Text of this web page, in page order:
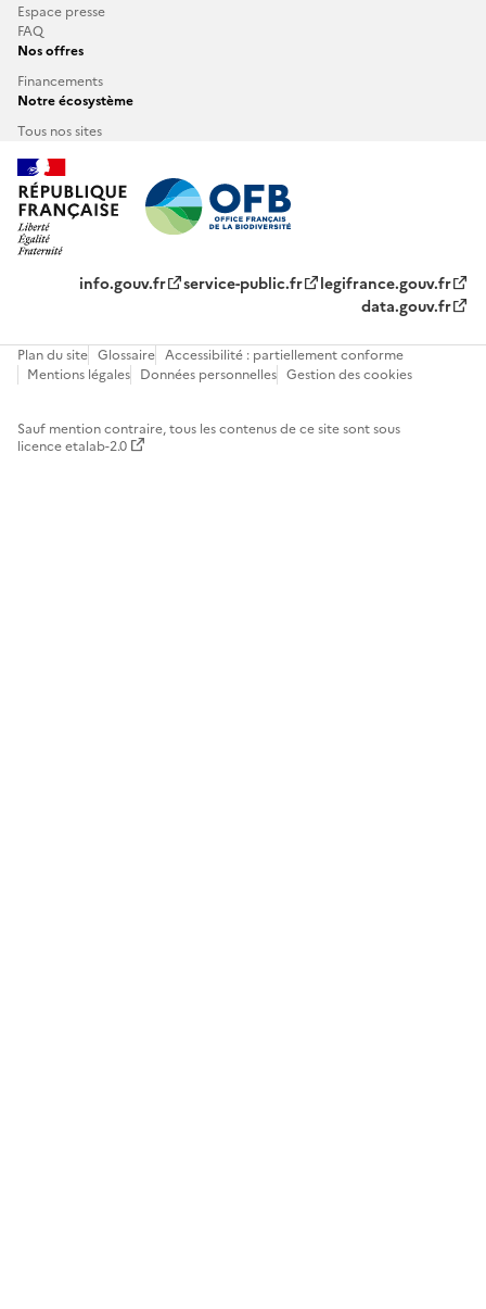
Espace presse
FAQ
Nos offres
Financements
Notre écosystème
Tous nos sites
info.gouv.fr service-public.fr
legifrance.gouv.fr
data.gouv.fr
Plan du site Glossaire Accessibilité : partiellement conforme
Mentions légales Données personnelles Gestion des cookies
Sauf mention contraire, tous les contenus de ce site sont sous
licence etalab-2.0